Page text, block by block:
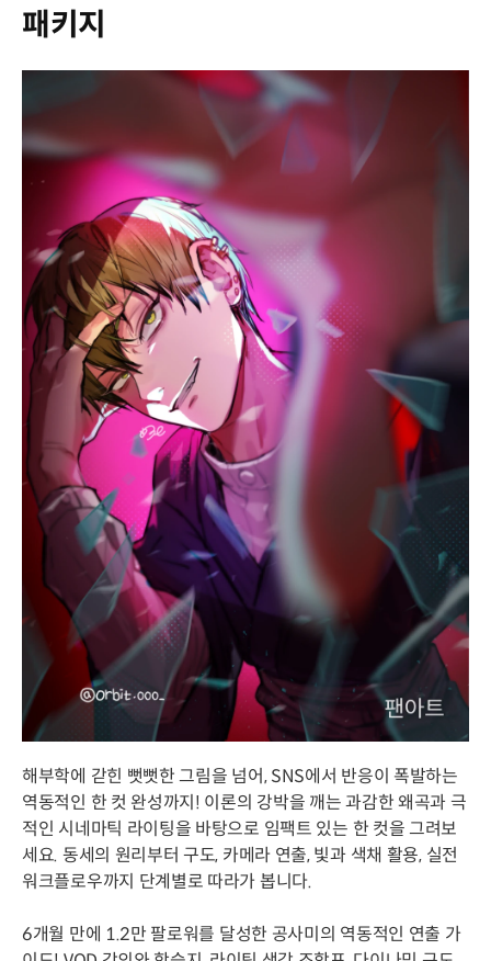
패키지
해부학에 갇힌 뻣뻣한 그림을 넘어, SNS에서 반응이 폭발하는
역동적인 한 컷 완성까지! 이론의 강박을 깨는 과감한 왜곡과 극
적인 시네마틱 라이팅을 바탕으로 임팩트 있는 한 컷을 그려보
세요. 동세의 원리부터 구도, 카메라 연출, 빛과 색채 활용, 실전
워크플로우까지 단계별로 따라가 봅니다.
6개월 만에 1.2만 팔로워를 달성한 공사미의 역동적인 연출 가